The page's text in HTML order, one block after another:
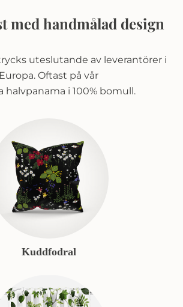
med handmålad design
uteslutande av leverantörer i
Europa. Oftast på vår
halvpanama i 100% bomull.
Kuddfodral